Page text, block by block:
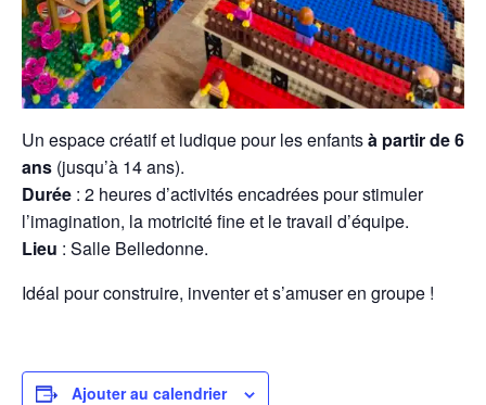
Un espace créatif et ludique pour les enfantsà partir de 6
ans (jusqu’à 14 ans).
Durée : 2 heures d’activités encadrées pour stimuler
l’imagination, la motricité fine et le travail d’équipe.
Lieu : Salle Belledonne.
Idéal pour construire, inventer et s’amuser en groupe !
Ajouter au calendrier